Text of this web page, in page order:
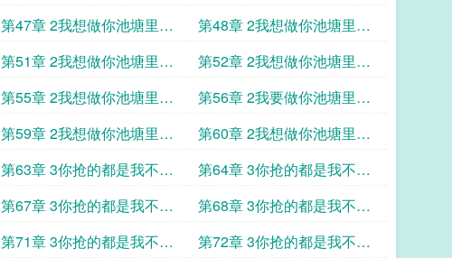
本
鱼1
第47章 2我想做你池塘里的
鱼4
第48章 2我想做你池塘里的
鱼5
第51章 2我想做你池塘里的
鱼8
第52章 2我想做你池塘里的
鱼9
第55章 2我想做你池塘里的
鱼12
第56章 2我要做你池塘里的
鱼13
第59章 2我想做你池塘里的
鱼16
第60章 2我想做你池塘里的
鱼17
第63章 3你抢的都是我不要
的1
第64章 3你抢的都是我不要
的2
第67章 3你抢的都是我不要
的5
第68章 3你抢的都是我不要
的6
第71章 3你抢的都是我不要
第72章 3你抢的都是我不要